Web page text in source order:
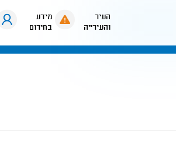
העיר
והעירייה
מידע
בחירום